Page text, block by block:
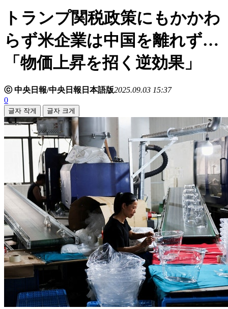
トランプ関税政策にもかかわ
らず米企業は中国を離れず…
「物価上昇を招く逆効果」
ⓒ 中央日報/中央日報日本語版2025.09.03 15:37
0
글자 작게 글자 크게